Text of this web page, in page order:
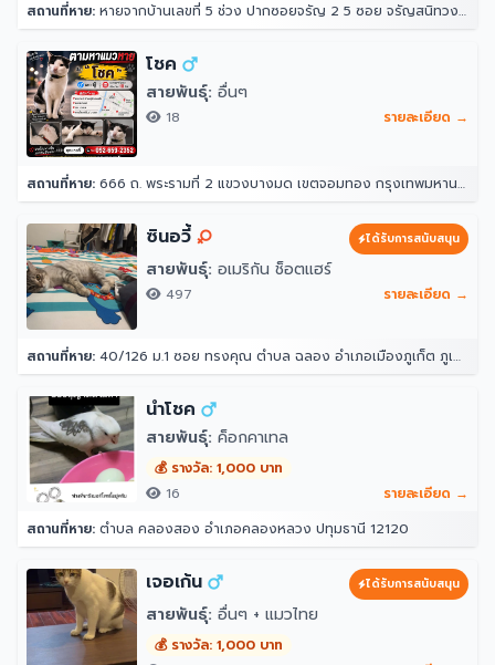
สถานที่หาย: หายจากบ้านเลขที่ 5 ช่วง ปากซอยจรัญ 2 5 ซอย จรัญสนิทวงศ์ 2 แขวงวัดท่าพระ เขตบางกอกใหญ่ กรุงเทพมหานคร 10600 ประเทศไทย
โชค
สายพันธุ์: อื่นๆ
18 รายละเอียด →
สถานที่หาย: 666 ถ. พระรามที่ 2 แขวงบางมด เขตจอมทอง กรุงเทพมหานคร 10150
ซินอวี้ ได้รับการสนับสนุน
สายพันธุ์: อเมริกัน ช็อตแฮร์
497 รายละเอียด →
สถานที่หาย: 40/126 ม.1 ซอย ทรงคุณ ตำบล ฉลอง อำเภอเมืองภูเก็ต ภูเก็ต 83000
นำโชค
สายพันธุ์: ค็อกคาเทล
💰 รางวัล: 1,000 บาท
16
รายละเอียด →
สถานที่หาย: ตำบล คลองสอง อำเภอคลองหลวง ปทุมธานี 12120
เจอเก้น ได้รับการสนับสนุน
สายพันธุ์: อื่นๆ + แมวไทย
💰 รางวัล: 1,000 บาท